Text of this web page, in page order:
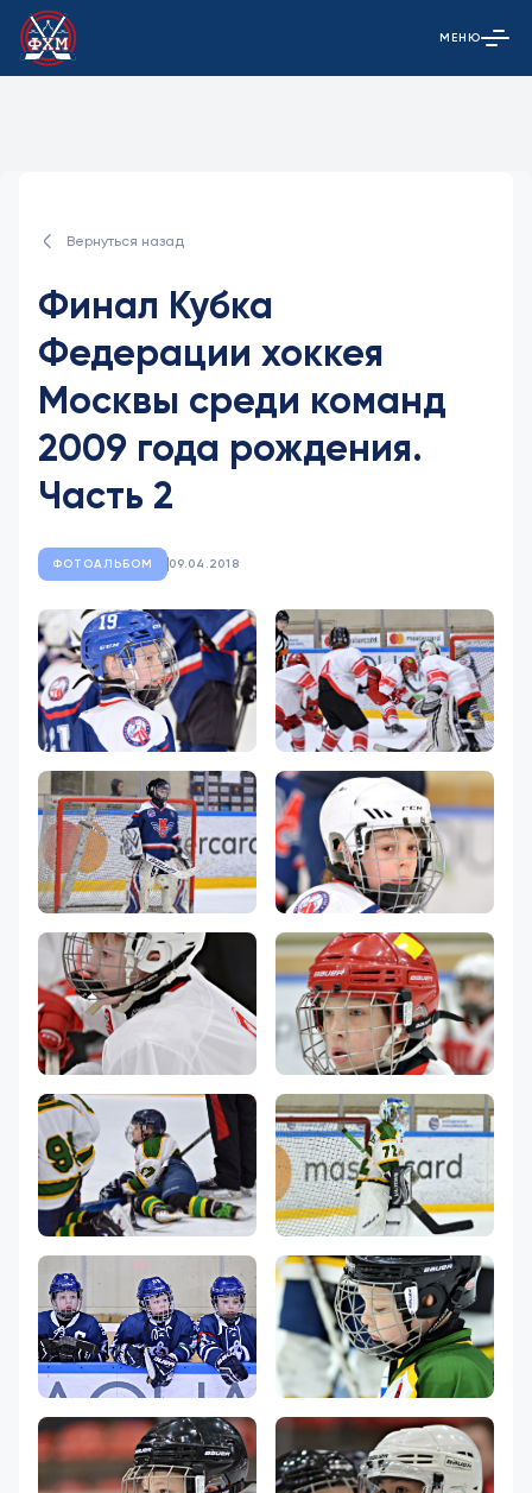
Открыть
МЕНЮ
Вернуться назад
Финал Кубка
Федерации хоккея
Москвы среди команд
2009 года рождения.
Часть 2
ФОТОАЛЬБОМ 09.04.2018